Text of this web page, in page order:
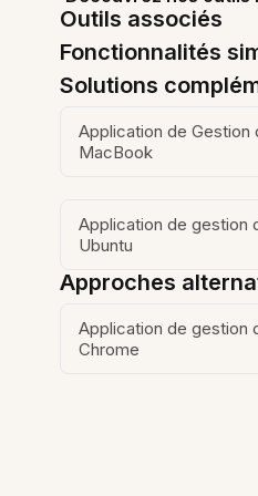
Outils associés
Fonctionnalités
Solutions
Application de Gestion
MacBook
Application de gestion
Ubuntu
Approches
Application de gestion
Chrome